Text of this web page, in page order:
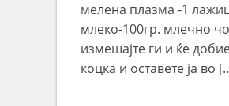
мелена плазма -1
млеко-100гр. млечно
измешајте ги и ќе
коцка и оставете ја во